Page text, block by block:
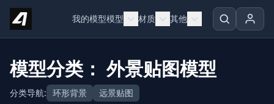
Skip to content
我的模型模型 材质 其他
模型分类： 外景贴图模型
分类导航: 环形背景 远景贴图